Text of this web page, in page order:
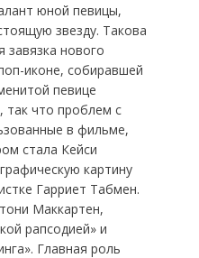
юной певицы,
звезду. Такова
завязка нового
иконе, собиравшей
певице
так что проблем с
в фильме,
стала Кейси
картину
Гарриет Табмен.
Маккартен,
рапсодией» и
Главная роль